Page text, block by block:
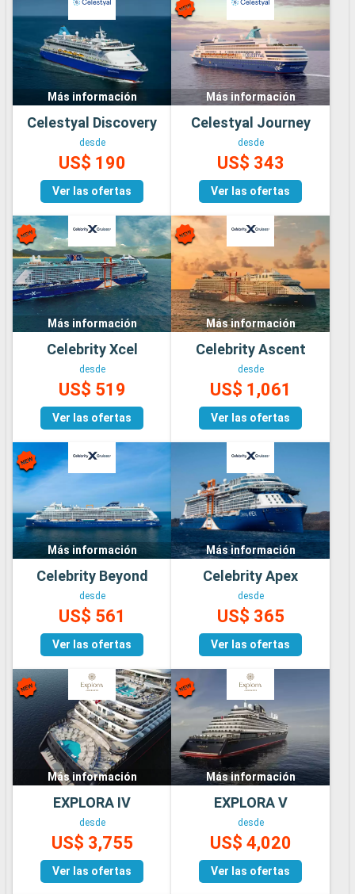
Más información
Celestyal Discovery
desde
US$ 190
Ver las ofertas
Más información
Celestyal Journey
desde
US$ 343
Ver las ofertas
Más información
Celebrity Xcel
desde
US$ 519
Ver las ofertas
Más información
Celebrity Ascent
desde
US$ 1,061
Ver las ofertas
Más información
Celebrity Beyond
desde
US$ 561
Ver las ofertas
Más información
Celebrity Apex
desde
US$ 365
Ver las ofertas
Más información
EXPLORA IV
desde
US$ 3,755
Ver las ofertas
Más información
EXPLORA V
desde
US$ 4,020
Ver las ofertas